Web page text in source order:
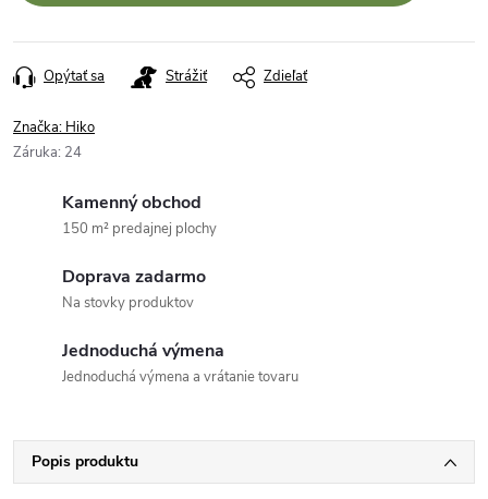
Opýtať sa Strážiť Zdieľať
Značka: Hiko
Záruka: 24
Kamenný obchod
150 m² predajnej plochy
Doprava zadarmo
Na stovky produktov
Jednoduchá výmena
Jednoduchá výmena a vrátanie tovaru
Popis produktu